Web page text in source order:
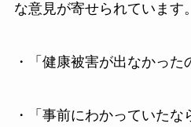
な意見が寄せられています。
・「健康被害が出なかった
・「事前にわかっていた